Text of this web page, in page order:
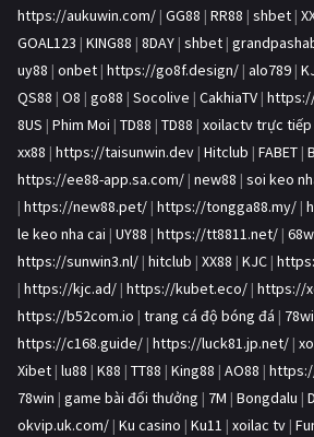
https://aukuwin.com/ | GG88 | RR88 | shbet |
GOAL123 | KING88 | 8DAY | shbet |
uy88 | onbet | https://go8f.design/ | alo789 |
QS88 | O8 | go88 | Socolive | CakhiaTV |
8US | Phim Moi | TD88 | TD88 | xoilactv trực tiếp
xx88 | https://taisunwin.dev | Hitclub | FABET |
https://ee88-app.sa.com/ | new88 | soi keo
| https://new88.pet/ | https://tongga88.my/ |
le keo nha cai | UY88 | https://tt8811.net/ |
https://sunwin3.nl/ | hitclub | XX88 | KJC |
| https://kjc.ad/ | https://kubet.eco/ | https://
https://b52com.io | trang cá độ bóng đá |
https://c168.guide/ | https://luck81.jp.net/ |
Xibet | lu88 | K88 | TT88 | King88 | AO88 |
78win | game bài đổi thưởng | 7M | Bongdalu |
okvip.uk.com/ | Ku casino | Ku11 | xoilac tv |